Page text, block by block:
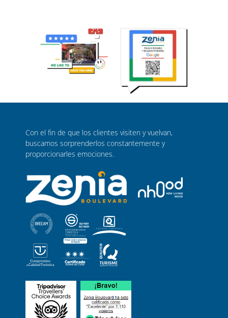
Con el fin de que los clientes visiten y vuelvan,
buscamos sorprenderlos constantemente y
proporcionarles emociones.